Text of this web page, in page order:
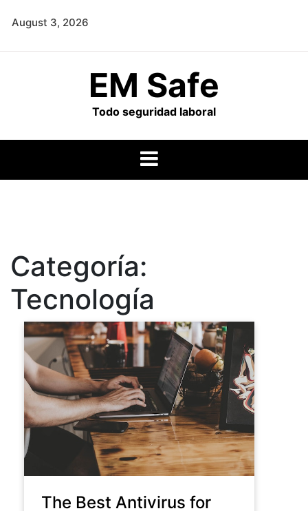
August 3, 2026
EM Safe
Todo seguridad laboral
Categoría:
Tecnología
The Best Antivirus for